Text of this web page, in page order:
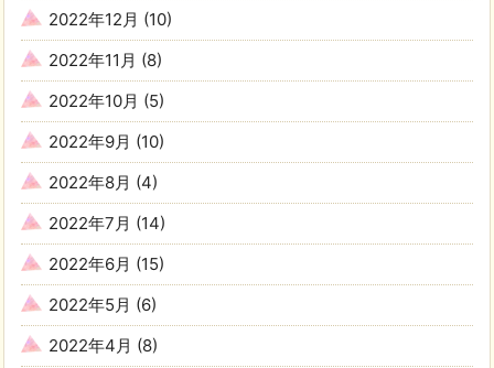
2022年12月 (10)
2022年11月 (8)
2022年10月 (5)
2022年9月 (10)
2022年8月 (4)
2022年7月 (14)
2022年6月 (15)
2022年5月 (6)
2022年4月 (8)